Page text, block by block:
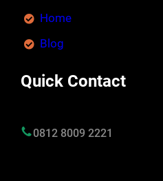
Home
Blog
Quick Contact
0812 8009 2221